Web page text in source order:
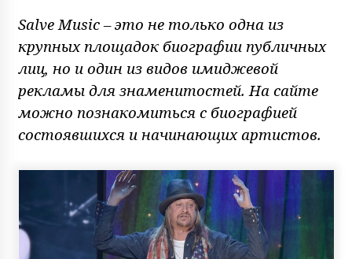
Salve Music – это не только одна из
крупных площадок биографии публичных
лиц, но и один из видов имиджевой
рекламы для знаменитостей. На сайте
можно познакомиться с биографией
состоявшихся и начинающих артистов.